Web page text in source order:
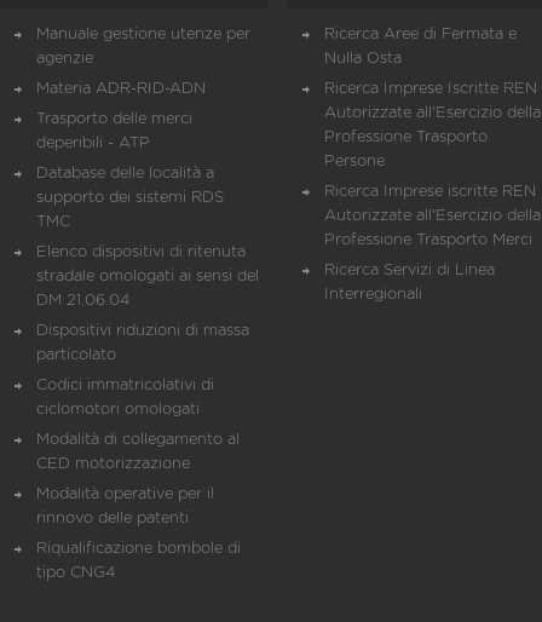
Manuale gestione utenze per
agenzie
Materia ADR-RID-ADN
Trasporto delle merci
deperibili - ATP
Database delle località a
supporto dei sistemi RDS
TMC
Elenco dispositivi di ritenuta
stradale omologati ai sensi del
DM 21.06.04
Dispositivi riduzioni di massa
particolato
Codici immatricolativi di
ciclomotori omologati
Modalità di collegamento al
CED motorizzazione
Modalità operative per il
rinnovo delle patenti
Riqualificazione bombole di
tipo CNG4
Ricerca Aree di Fermata e
Nulla Osta
Ricerca Imprese Iscritte REN
Autorizzate all'Esercizio della
Professione Trasporto
Persone
Ricerca Imprese iscritte REN
Autorizzate all'Esercizio della
Professione Trasporto Merci
Ricerca Servizi di Linea
Interregionali